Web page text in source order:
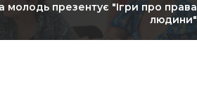
молодь презентує "Ігри про права
людини"